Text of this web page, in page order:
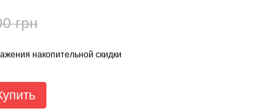
грн
накопительной скидки